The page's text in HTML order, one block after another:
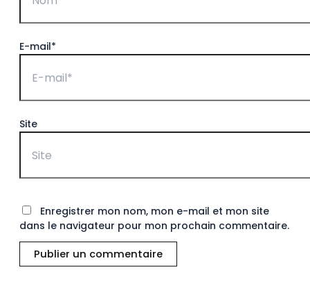
E-mail*
Site
Enregistrer mon nom, mon e-mail et mon site
dans le navigateur pour mon prochain commentaire.